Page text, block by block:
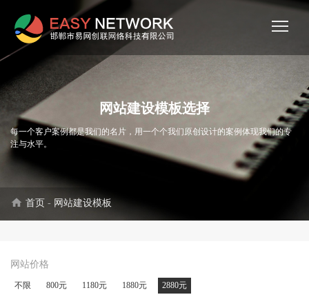
网站建设模板选择
每一个客户案例都是我们的名片，用一个个我们原创设计的案例体现我们的专
注与水平。
home 首页 - 网站建设模板
网站价格
不限 800元 1180元 1880元 2880元